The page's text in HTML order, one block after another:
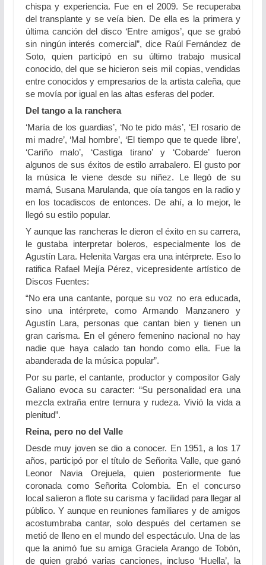
chispa y experiencia. Fue en el 2009. Se recuperaba
del transplante y se veía bien. De ella es la primera y
última canción del disco ‘Entre amigos’, que se grabó
sin ningún interés comercial”, dice Raúl Fernández de
Soto, quien participó en su último trabajo musical
conocido, del que se hicieron seis mil copias, vendidas
entre conocidos y empresarios de la artista caleña, que
se movía por igual en las altas esferas del poder.
Del tango a la ranchera
‘María de los guardias’, ‘No te pido más’, ‘El rosario de
mi madre’, ‘Mal hombre’, ‘El tiempo que te quede libre’,
‘Cariño malo’, ‘Castiga tirano’ y ‘Cobarde’ fueron
algunos de sus éxitos de estilo arrabalero. El gusto por
la música le viene desde su niñez. Le llegó de su
mamá, Susana Marulanda, que oía tangos en la radio y
en los tocadiscos de entonces. De ahí, a lo mejor, le
llegó su estilo popular.
Y aunque las rancheras le dieron el éxito en su carrera,
le gustaba interpretar boleros, especialmente los de
Agustín Lara. Helenita Vargas era una intérprete. Eso lo
ratifica Rafael Mejía Pérez, vicepresidente artístico de
Discos Fuentes:
“No era una cantante, porque su voz no era educada,
sino una intérprete, como Armando Manzanero y
Agustín Lara, personas que cantan bien y tienen un
gran carisma. En el género femenino nacional no hay
nadie que haya calado tan hondo como ella. Fue la
abanderada de la música popular”.
Por su parte, el cantante, productor y compositor Galy
Galiano evoca su caracter: “Su personalidad era una
mezcla extraña entre ternura y rudeza. Vivió la vida a
plenitud”.
Reina, pero no del Valle
Desde muy joven se dio a conocer. En 1951, a los 17
años, participó por el título de Señorita Valle, que ganó
Leonor Navia Orejuela, quien posteriormente fue
coronada como Señorita Colombia. En el concurso
local salieron a flote su carisma y facilidad para llegar al
público. Y aunque en reuniones familiares y de amigos
acostumbraba cantar, solo después del certamen se
metió de lleno en el mundo del espectáculo. Una de las
que la animó fue su amiga Graciela Arango de Tobón,
de quien grabó varias canciones, incluso ‘Huella’, la